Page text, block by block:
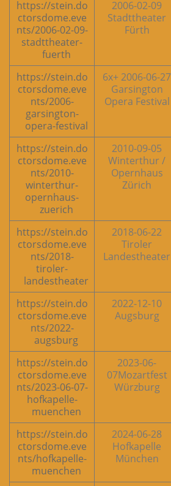
2006-02-09
Stadttheater
Fürth
https://stein.do
ctorsdome.eve
nts/2006-02-09-
stadttheater-
fuerth
2006-06-27 +6x
Garsington
Opera Festival
https://stein.do
ctorsdome.eve
nts/2006-
garsington-
opera-festival
2010-09-05
Winterthur /
Opernhaus
Zürich
https://stein.do
ctorsdome.eve
nts/2010-
winterthur-
opernhaus-
zuerich
2018-06-22
Tiroler
Landestheater
https://stein.do
ctorsdome.eve
nts/2018-
tiroler-
landestheater
2022-12-10
Augsburg
https://stein.do
ctorsdome.eve
nts/2022-
augsburg
2023-06-
07Mozartfest
Würzburg
https://stein.do
ctorsdome.eve
nts/2023-06-07-
hofkapelle-
muenchen
2024-06-28
Hofkapelle
München
https://stein.do
ctorsdome.eve
nts/hofkapelle-
muenchen